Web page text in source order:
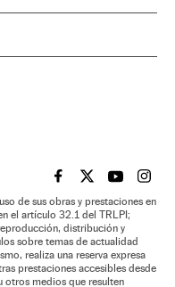
EL PAÍS BRASIL EN
EL PAÍSEL PAÍS
EL
de sus obras y prestaciones en
el artículo 32.1 del TRLPI;
distribución y
sobre temas de actualidad
realiza una reserva expresa
prestaciones accesibles desde
otros medios que resulten